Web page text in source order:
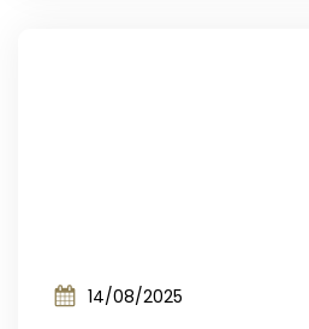
14/08/2025